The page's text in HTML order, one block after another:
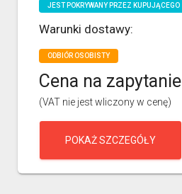
JEST POKRYWANY PRZEZ KUPUJĄCEGO
Warunki dostawy:
ODBIÓR OSOBISTY
Cena na zapytanie
(VAT nie jest wliczony w cenę)
POKAŻ SZCZEGÓŁY